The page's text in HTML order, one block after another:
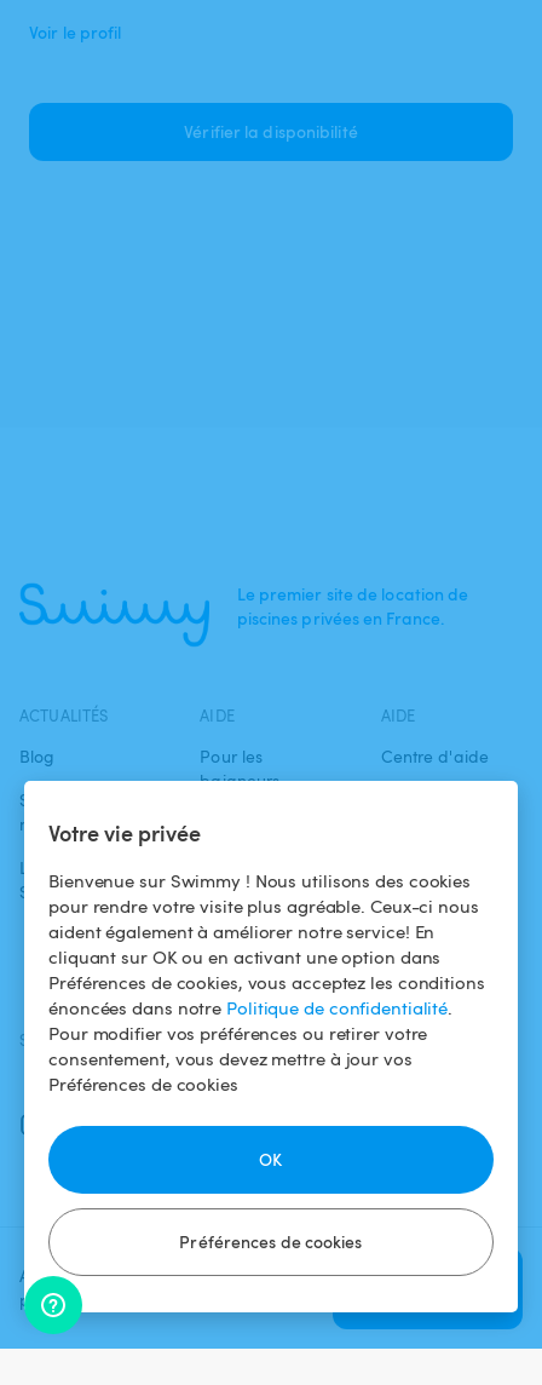
Votre vie privée
Bienvenue sur Swimmy ! Nous utilisons des cookies
pour rendre votre visite plus agréable. Ceux-ci nous
aident également à améliorer notre service! En
cliquant sur OK ou en activant une option dans
Préférences de cookies, vous acceptez les conditions
énoncées dans notre Politique de confidentialité.
Pour modifier vos préférences ou retirer votre
consentement, vous devez mettre à jour vos
Préférences de cookies
Préférences de cookies
OK
Ajoutez une date et un créneau
pour voir le prix
Vérifier la
Voir le profil
Vérifier la disponibilité
Le premier site de location de
piscines privées en France.
ACTUALITÉS
Blog
Swimmy dans les
médias
L'aventure
Swimmy
AIDE
Pour les
baigneurs
Louer ma piscine
Comment ça
marche ?
AIDE
Centre d'aide
confidentialité
Mentions légales
SUIVEZ-NOUS
Facebook
Instagram
TÉLÉCHARGEZ L'APP